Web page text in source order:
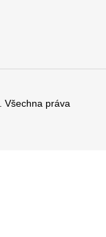
. Všechna práva